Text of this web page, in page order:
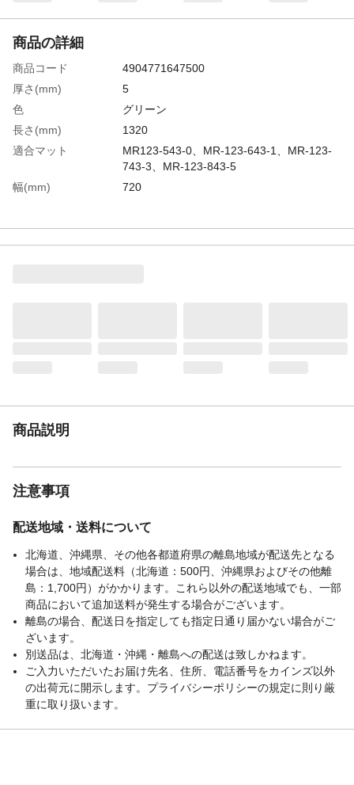
商品の詳細
商品コード
4904771647500
厚さ(mm)
5
色
グリーン
長さ(mm)
1320
適合マット
MR123-543-0、MR-123-643-1、MR-123-
743-3、MR-123-843-5
幅(mm)
720
重さ
4.700KG
材質1
スチレンブタジエンゴム(SBR)
商品説明
注意事項
配送地域・送料について
北海道、沖縄県、その他各都道府県の離島地域が配送先となる
場合は、地域配送料（北海道：500円、沖縄県およびその他離
島：1,700円）がかかります。これら以外の配送地域でも、一部
商品において追加送料が発生する場合がございます。
離島の場合、配送日を指定しても指定日通り届かない場合がご
ざいます。
別送品は、北海道・沖縄・離島への配送は致しかねます。
ご入力いただいたお届け先名、住所、電話番号をカインズ以外
の出荷元に開示します。プライバシーポリシーの規定に則り厳
重に取り扱います。